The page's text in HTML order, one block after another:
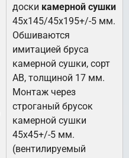
доски камерной сушки
45х145/45х195+/-5 мм.
Обшиваются
имитацией бруса
камерной сушки, сорт
АВ, толщиной 17 мм.
Монтаж через
строганый брусок
камерной сушки
45х45+/-5 мм.
(вентилируемый